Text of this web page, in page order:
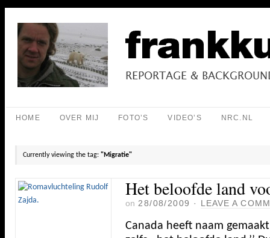
HOME OVER MIJ FOTO’S VIDEO’S NRC.NL
Currently viewing the tag: "Migratie"
Het beloofde land
on 28/08/2009 · LEAVE A
Canada heeft naam